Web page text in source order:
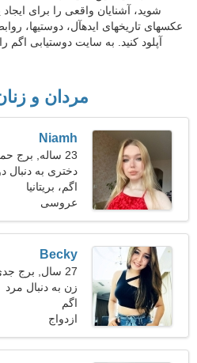
شوید، آشنایان واقعی را برای ایجاد
عکسهای تاریخهای ایدهآل، دوستیها،
آپلود کنید. به سایت دوستیابی اگم
مردان و
Niamh
23 ساله, برج حمل
دختری به
26-30
اگم، بریتانیا
عروسی
Becky
27 سال, برج جدی
زن به دنبال مرد
اگم
ازدواج